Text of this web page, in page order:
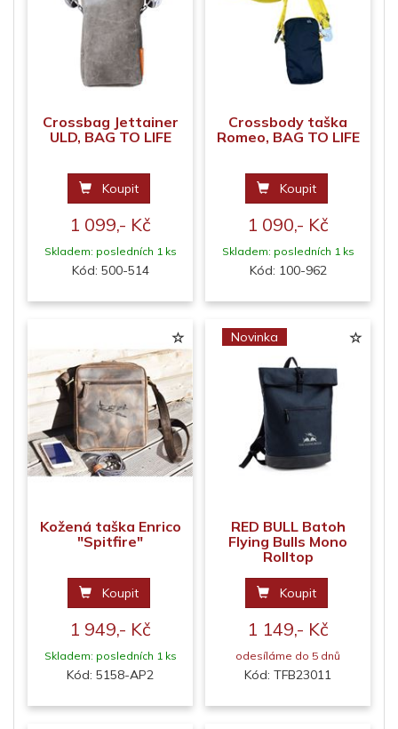
Crossbag Jettainer
ULD, BAG TO LIFE
Koupit
1 099,- Kč
Skladem: posledních 1 ks
Kód: 500-514
Crossbody taška
Romeo, BAG TO LIFE
Koupit
1 090,- Kč
Skladem: posledních 1 ks
Kód: 100-962
Kožená taška Enrico
"Spitfire"
Koupit
1 949,- Kč
Skladem: posledních 1 ks
Kód: 5158-AP2
Novinka
RED BULL Batoh
Flying Bulls Mono
Rolltop
Koupit
1 149,- Kč
odesíláme do 5 dnů
Kód: TFB23011